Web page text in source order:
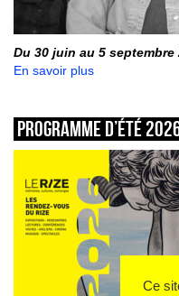
Du 30 juin au 5 septembre
En savoir plus
Programme d’été
Ce